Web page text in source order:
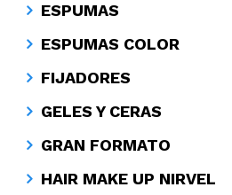
ESPUMAS
ESPUMAS COLOR
FIJADORES
GELES Y CERAS
GRAN FORMATO
HAIR MAKE UP NIRVEL